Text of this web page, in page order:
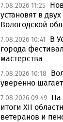
7.08.2026 11:25
установят в
Вологодской
7.08.2026 10:41
В
города
мастерства
7.08.2026 10:18
уверенно
7.08.2026 09:49 На
итоги XII
ветеранов и